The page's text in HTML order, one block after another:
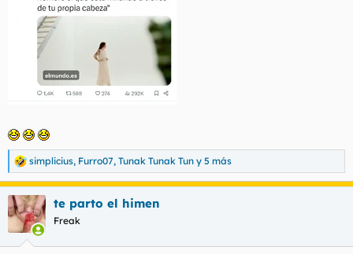
o
R
e
a
c
c
i
simplicius, Furro07, Tunak Tunak Tun y 5 más
te parto el himen
Freak